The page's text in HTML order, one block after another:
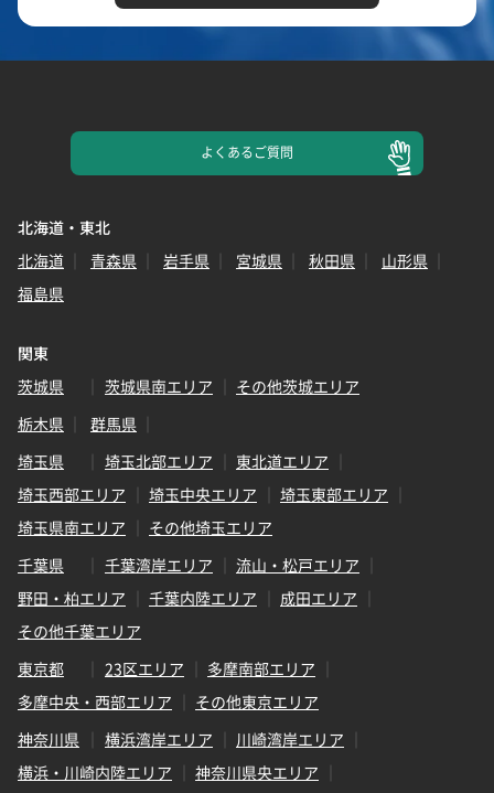
よくあるご質問
北海道・東北
北海道
青森県 岩手県 宮城県 秋田県
山形県
福島県
関東
茨城県
茨城県南エリア
その他茨城エリア
栃木県
群馬県
埼玉県
埼玉北部エリア
東北道エリア
埼玉西部エリア
埼玉中央エリア
埼玉東部エリア
埼玉県南エリア
その他埼玉エリア
千葉県
千葉湾岸エリア
流山・松戸エリア
野田・柏エリア
千葉内陸エリア
成田エリア
その他千葉エリア
東京都
23区エリア
多摩南部エリア
多摩中央・西部エリア
その他東京エリア
神奈川県
横浜湾岸エリア
川崎湾岸エリア
横浜・川崎内陸エリア
神奈川県央エリア